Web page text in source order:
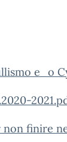
e_o
non finire